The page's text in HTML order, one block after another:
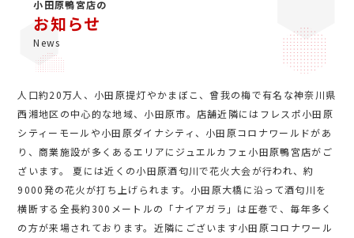
小田原鴨宮店の
お知らせ
News
人口約20万人、小田原提灯やかまぼこ、曾我の梅で有名な神奈川県
西湘地区の中心的な地域、小田原市。店舗近隣にはフレスポ小田原
シティーモールや小田原ダイナシティ、小田原コロナワールドがあ
り、商業施設が多くあるエリアにジュエルカフェ小田原鴨宮店がご
ざいます。 夏には近くの小田原酒匂川で花火大会が行われ、約
9000発の花火が打ち上げられます。小田原大橋に沿って酒匂川を
横断する全長約300メートルの「ナイアガラ」は圧巻で、毎年多く
の方が来場されております。近隣にございます小田原コロナワール